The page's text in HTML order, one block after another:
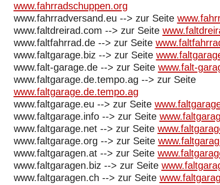
www.fahrradschuppen.org
www.fahrradversand.eu --> zur Seite
www.faltdreirad.com --> zur Seite
www.faltfahrrad.de --> zur Seite
www.faltgarage.biz --> zur Seite
www.falt-garage.de --> zur Seite www.falt-
www.faltgarage.de.tempo.ag --> zur Seite
www.faltgarage.de.tempo.ag
www.faltgarage.eu --> zur Seite
www.faltgarage.info --> zur Seite
www.faltgarage.net --> zur Seite
www.faltgarage.org --> zur Seite
www.faltgaragen.at --> zur Seite
www.faltgaragen.biz --> zur Seite
www.faltgaragen.ch --> zur Seite